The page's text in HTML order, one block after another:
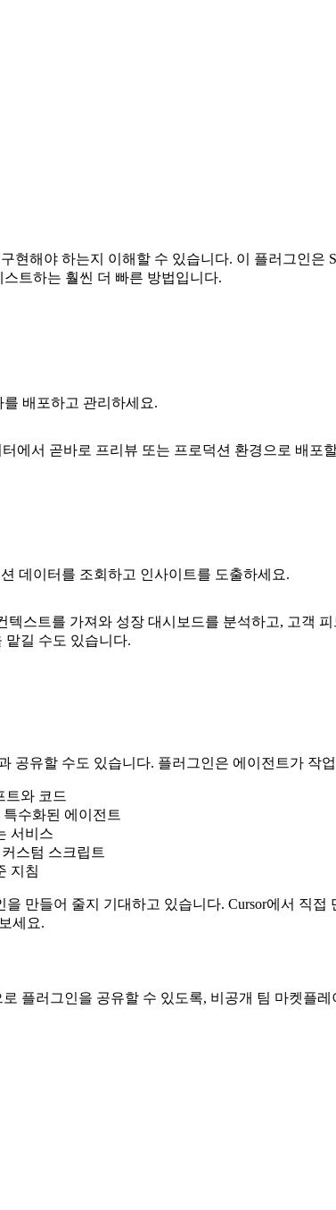
현해야 하는지 이해할 수 있습니다. 이 플러그인
트하는 훨씬 더 빠른 방법입니다.
배포하고 관리하세요.
에서 곧바로 프리뷰 또는 프로덕션 환경으로 배포
데이터를 조회하고 인사이트를 도출하세요.
텍스트를 가져와 성장 대시보드를 분석하고, 고객
맡길 수도 있습니다.
공유할 수도 있습니다. 플러그인은 에이전트가
트와 코드
수화된 에이전트
서비스
스텀 스크립트
지침
만들어 줄지 기대하고 있습니다. Cursor에서 직
세요.
플러그인을 공유할 수 있도록, 비공개 팀 마켓플